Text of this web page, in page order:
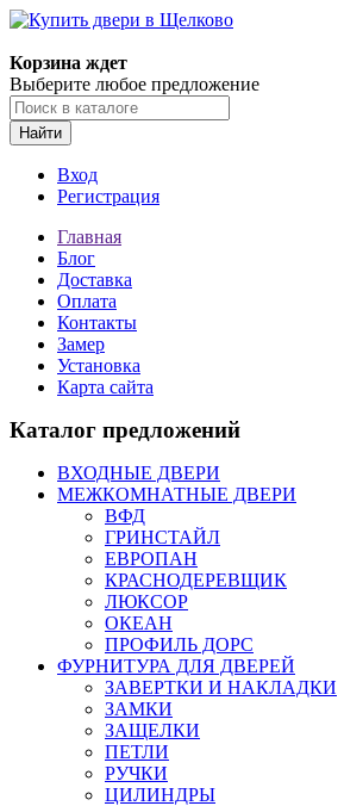
Корзина ждет
Выберите любое предложение
Найти
Вход
Регистрация
Главная
Блог
Доставка
Оплата
Контакты
Замер
Установка
Карта сайта
Каталог предложений
ВХОДНЫЕ ДВЕРИ
МЕЖКОМНАТНЫЕ ДВЕРИ
ВФД
ГРИНСТАЙЛ
ЕВРОПАН
КРАСНОДЕРЕВЩИК
ЛЮКСОР
ОКЕАН
ПРОФИЛЬ ДОРС
ФУРНИТУРА ДЛЯ ДВЕРЕЙ
ЗАВЕРТКИ И НАКЛАДКИ
ЗАМКИ
ЗАЩЕЛКИ
ПЕТЛИ
РУЧКИ
ЦИЛИНДРЫ